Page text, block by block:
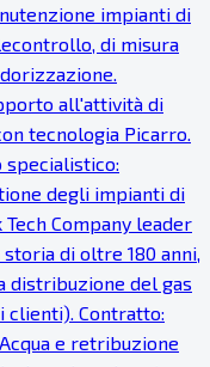
impianti di
di misura
all'attività di
tecnologia Picarro.
specialistico:
degli impianti di
Company leader
storia di oltre 180 anni,
distribuzione del gas
clienti). Contratto:
e retribuzione